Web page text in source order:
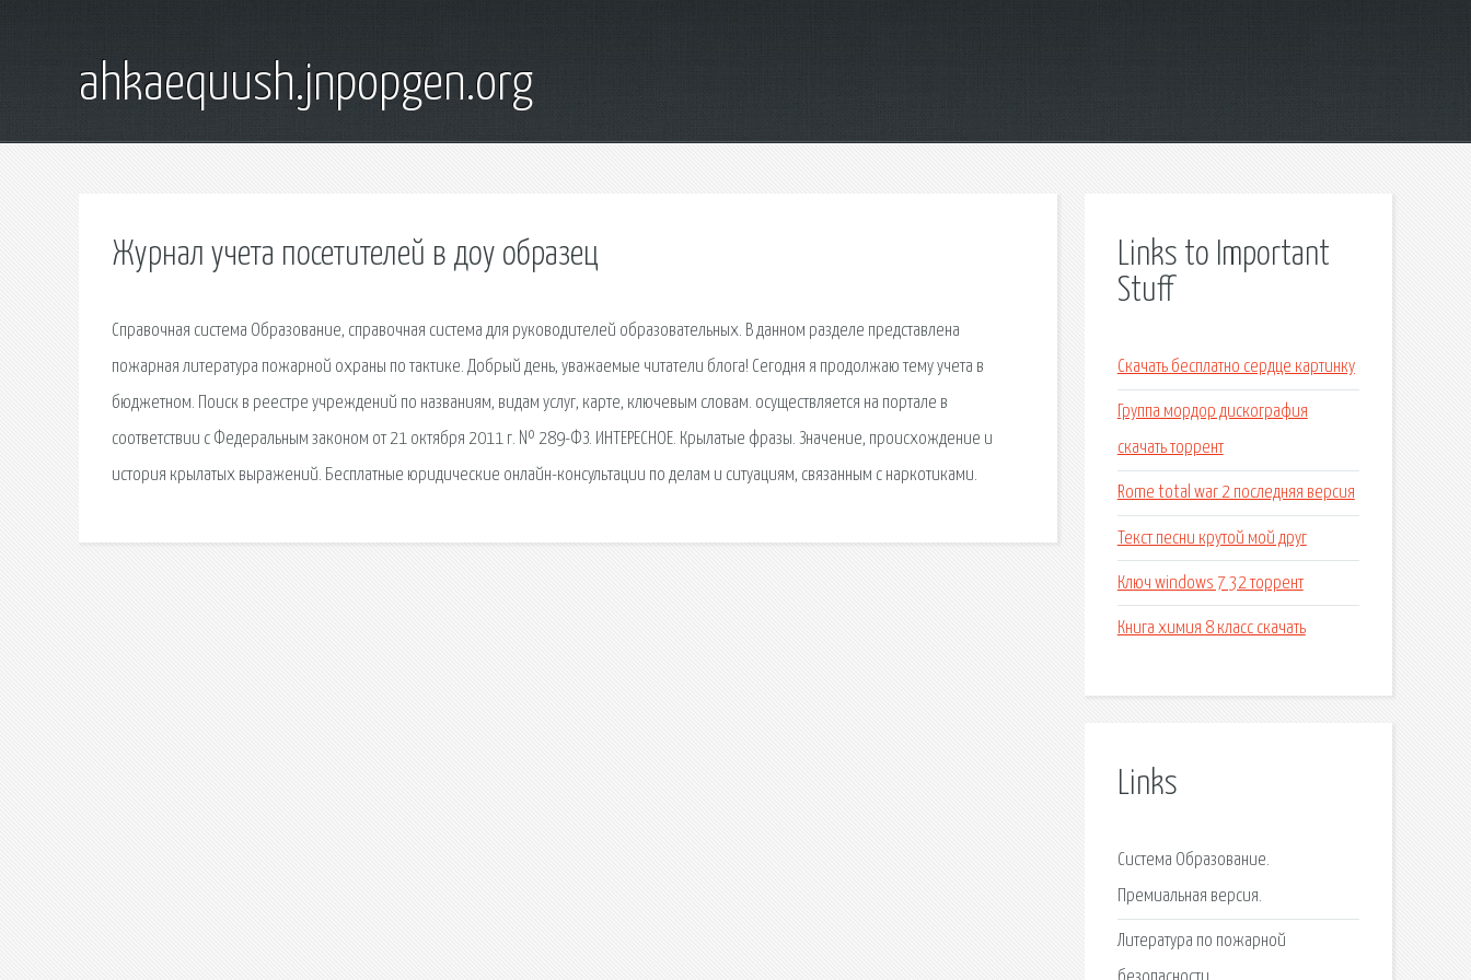
ahkaequush.jnpopgen.org
Журнал учета посетителей в доу образец
Справочная система Образование, справочная система для руководителей образовательных. В данном разделе представлена
пожарная литература пожарной охраны по тактике. Добрый день, уважаемые читатели блога! Сегодня я продолжаю тему учета в
бюджетном. Поиск в реестре учреждений по названиям, видам услуг, карте, ключевым словам. осуществляется на портале в
соответствии с Федеральным законом от 21 октября 2011 г. № 289-ФЗ. ИНТЕРЕСНОЕ. Крылатые фразы. Значение, происхождение и
история крылатых выражений. Бесплатные юридические онлайн-консультации по делам и ситуациям, связанным с наркотиками.
Links to Important
Stuff
Скачать бесплатно сердце картинку
Группа мордор дискография
скачать торрент
Rome total war 2 последняя версия
Текст песни крутой мой друг
Ключ windows 7 32 торрент
Книга химия 8 класс скачать
Links
Система Образование.
Премиальная версия.
Литература по пожарной